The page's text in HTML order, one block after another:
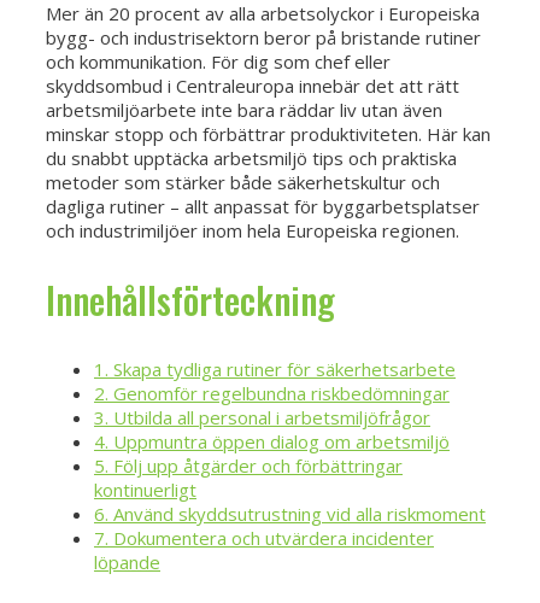
Mer än 20 procent av alla arbetsolyckor i Europeiska
bygg- och industrisektorn beror på bristande rutiner
och kommunikation. För dig som chef eller
skyddsombud i Centraleuropa innebär det att rätt
arbetsmiljöarbete inte bara räddar liv utan även
minskar stopp och förbättrar produktiviteten. Här kan
du snabbt upptäcka arbetsmiljö tips och praktiska
metoder som stärker både säkerhetskultur och
dagliga rutiner – allt anpassat för byggarbetsplatser
och industrimiljöer inom hela Europeiska regionen.
Innehållsförteckning
1. Skapa tydliga rutiner för säkerhetsarbete
2. Genomför regelbundna riskbedömningar
3. Utbilda all personal i arbetsmiljöfrågor
4. Uppmuntra öppen dialog om arbetsmiljö
5. Följ upp åtgärder och förbättringar
kontinuerligt
6. Använd skyddsutrustning vid alla riskmoment
7. Dokumentera och utvärdera incidenter
löpande